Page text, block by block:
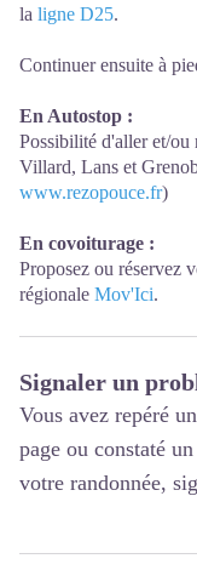
la ligne D25.
Continuer ensuite à
En Autostop :
Possibilité d'aller et/ou
Villard, Lans et
www.rezopouce.fr)
En covoiturage :
Proposez ou réservez
régionale Mov'Ici.
Signaler un
Vous avez repéré
page ou constaté
votre randonnée,